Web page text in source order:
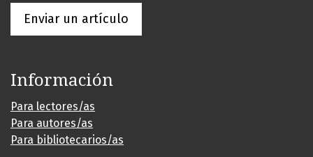
Enviar un artículo
Información
Para lectores/as
Para autores/as
Para bibliotecarios/as